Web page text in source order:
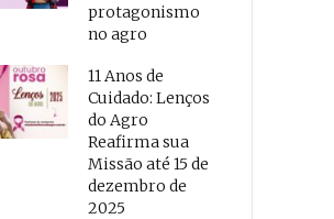
protagonismo
no agro
11 Anos de
Cuidado: Lenços
do Agro
Reafirma sua
Missão até 15 de
dezembro de
2025